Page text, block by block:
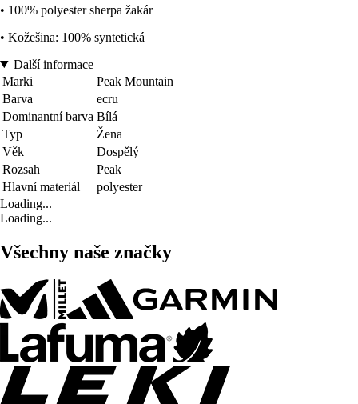
• 100% polyester sherpa žakár
• Kožešina: 100% syntetická
Další informace
Marki
Peak Mountain
Barva
ecru
Dominantní barva Bílá
Typ
Žena
Věk
Dospělý
Rozsah
Peak
Hlavní materiál
polyester
Loading...
Loading...
Všechny naše značky